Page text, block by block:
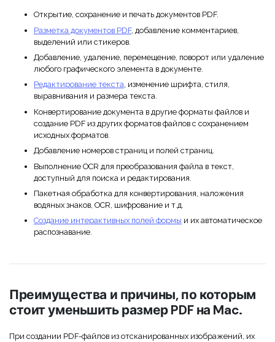
Открытие, сохранение и печать документов PDF.
Разметка документов PDF, добавление комментариев,
выделений или стикеров.
Добавление, удаление, перемещение, поворот или удаление
любого графического элемента в документе.
Редактирование текста, изменение шрифта, стиля,
выравнивания и размера текста.
Конвертирование документа в другие форматы файлов и
создание PDF из других форматов файлов с сохранением
исходных форматов.
Добавление номеров страниц и полей страниц.
Выполнение OCR для преобразования файла в текст,
доступный для поиска и редактирования.
Пакетная обработка для конвертирования, наложения
водяных знаков, OCR, шифрование и т.д.
Создание интерактивных полей формы и их автоматическое
распознавание.
Преимущества и причины, по которым
стоит уменьшить размер PDF на Mac.
При создании PDF-файлов из отсканированных изображений, их